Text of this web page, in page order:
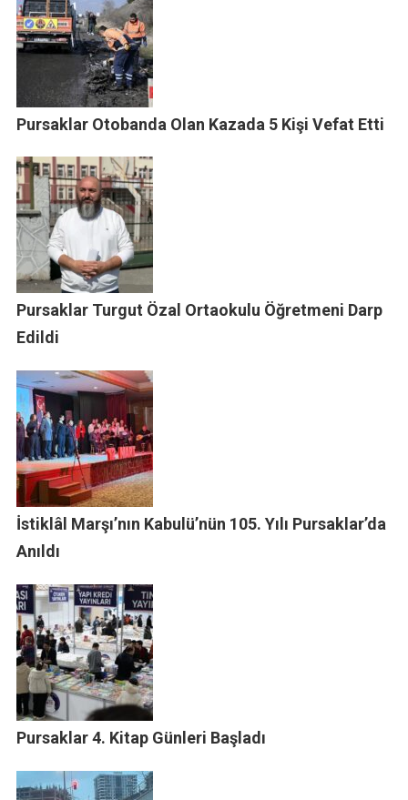
Pursaklar Otobanda Olan Kazada 5 Kişi Vefat Etti
Pursaklar Turgut Özal Ortaokulu Öğretmeni Darp
Edildi
İstiklâl Marşı’nın Kabulü’nün 105. Yılı Pursaklar’da
Anıldı
Pursaklar 4. Kitap Günleri Başladı